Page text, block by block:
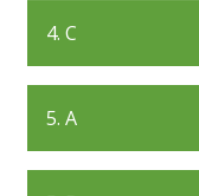
4. C
5. A